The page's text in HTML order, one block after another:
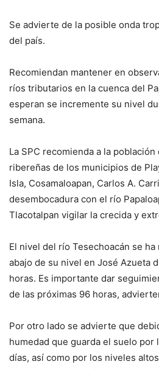
Se advierte de la posible onda
del país.
Recomiendan mantener en
ríos tributarios en la cuenca del
esperan se incremente su nivel
semana.
La SPC recomienda a la
ribereñas de los municipios de
Isla, Cosamaloapan, Carlos A.
desembocadura con el río
Tlacotalpan vigilar la crecida y
El nivel del río Tesechoacán se
abajo de su nivel en José Azueta
horas. Es importante dar
de las próximas 96 horas,
Por otro lado se advierte que
humedad que guarda el suelo por
días, así como por los niveles